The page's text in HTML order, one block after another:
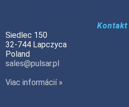
Kontakt
Siedlec 150
32-744 Lapczyca
Poland
sales@pulsar.pl
Viac informácií »